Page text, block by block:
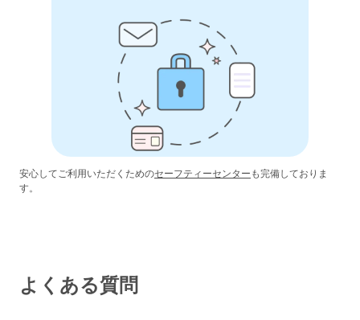
安心してご利用いただくためのセーフティーセンター も完備しておりま
す。
よくある質問